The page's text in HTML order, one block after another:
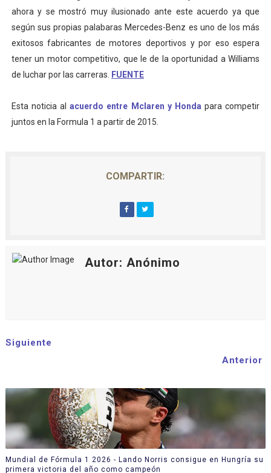
ahora y se mostró muy ilusionado ante este acuerdo ya que
según sus propias palabaras Mercedes-Benz es uno de los más
exitosos fabricantes de motores deportivos y por eso espera
tener un motor competitivo, que le de la oportunidad a Williams
de luchar por las carreras.
FUENTE
Esta noticia alacuerdo entre Mclaren y Honda para competir
juntos en la Formula 1 a partir de 2015.
COMPARTIR:
Autor: Anónimo
Siguiente
Anterior
Mundial de Fórmula 1 2026 - Lando Norris consigue en Hungría su
primera victoria del año como campeón